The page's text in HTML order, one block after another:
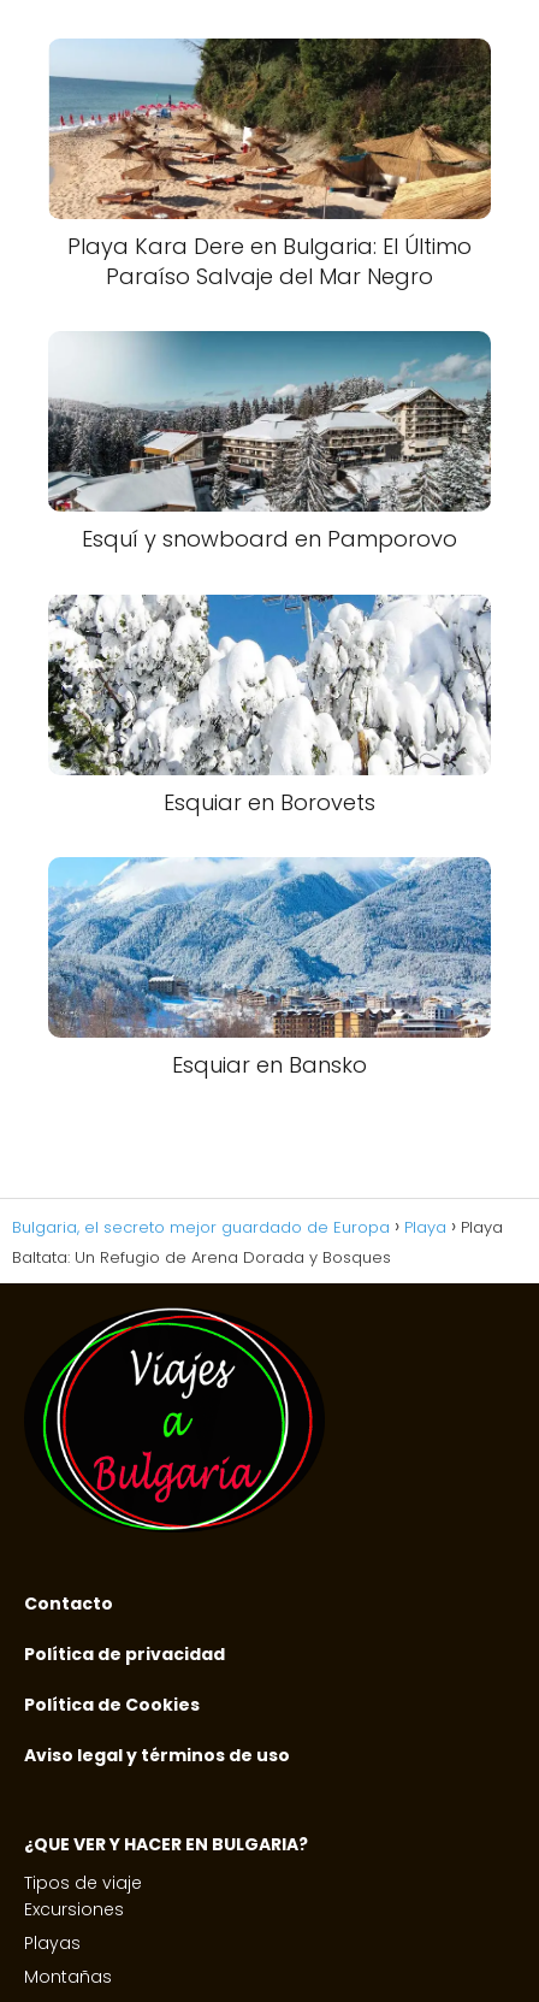
Playa Kara Dere en Bulgaria: El Último
Paraíso Salvaje del Mar Negro
Esquí y snowboard en Pamporovo
Esquiar en Borovets
Esquiar en Bansko
Bulgaria, el secreto mejor guardado de Europa Playa
Playa
Baltata: Un Refugio de Arena Dorada y Bosques
Contacto
Política de privacidad
Política de Cookies
Aviso legal y términos de uso
¿QUE VER Y HACER EN BULGARIA?
Tipos de viaje
Excursiones
Playas
Montañas